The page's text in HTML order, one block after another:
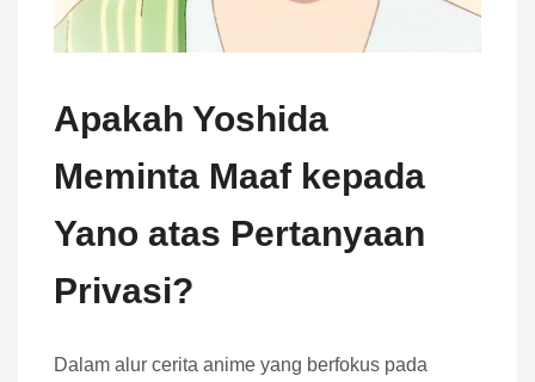
Apakah Yoshida
Meminta Maaf kepada
Yano atas Pertanyaan
Privasi?
Dalam alur cerita anime yang berfokus pada